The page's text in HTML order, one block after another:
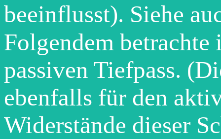
beeinflusst). Siehe
Folgendem betrachte
passiven Tiefpass.
ebenfalls für den
Widerstände dieser